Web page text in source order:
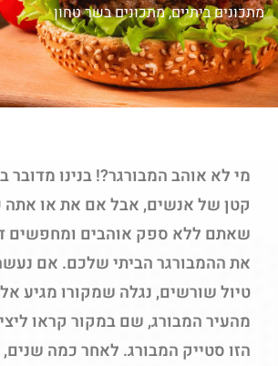
מתכונים ביתיים,מתכונים בשר טחון
מי לא אוהב המבורגר?! בנינו מדובר
קטן של אנשים, אבל אם את או אתה
שאתם ללא ספק אוהבים ומחפשים
את ההמבורגר הביתי שלכם. אם
טיול שורשים, נגלה שמקורו מגיע
מהעיר המבורג, שם במקור קראו
הזו סטייק המבורג. לאחר כמה